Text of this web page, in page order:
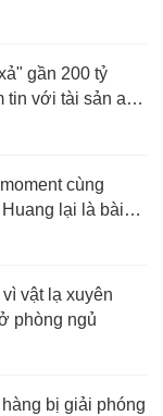
gần 200 tỷ
tin với tài sản an
lay?
cùng
lại là bài
năm 2026?
vật lạ xuyên
phòng ngủ
bị giải phóng